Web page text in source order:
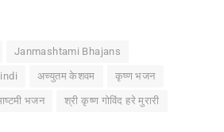
Janmashtami Bhajans
अच्युतम केशवम कृष्ण भजन
भजन श्री कृष्ण गोविंद हरे मुरारी